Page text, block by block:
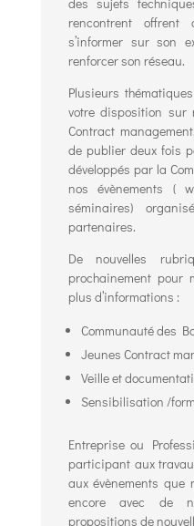
rencontrent
s’informer sur son
renforcer son réseau.
Plusieurs
votre disposition
Contract
de publier deux fois
développés par la
nos évènements (
séminaires)
partenaires.
De nouvelles
prochainement pour
plus d’informations :
Communauté des
Jeunes Contract
Veille et
Sensibilisation /
Entreprise ou
participant aux
aux évènements
encore avec de
propositions de